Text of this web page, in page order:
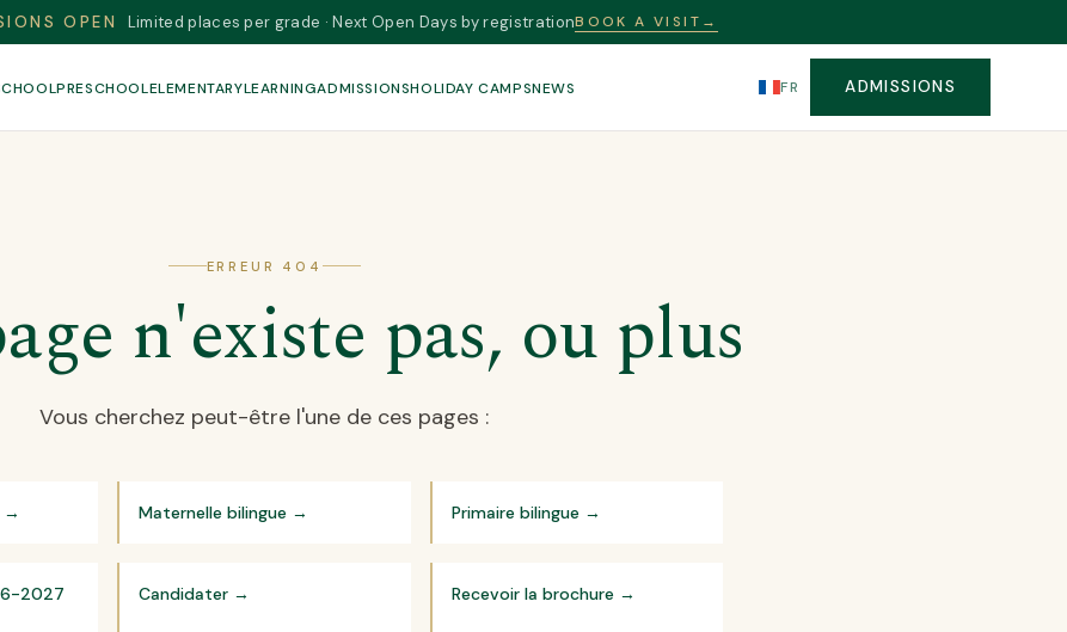
OPEN Limited places per grade · Next Open Days by registrationBOOK A VISIT →
PRESCHOOLELEMENTARYLEARNINGADMISSIONSHOLIDAY CAMPSNEWS FR ADMISSIONS
ERREUR 404
n'existe pas, ou plus
Vous cherchez peut-être l'une de ces pages :
→ Maternelle bilingue → Primaire bilingue→
2027
Candidater → Recevoir la brochure→